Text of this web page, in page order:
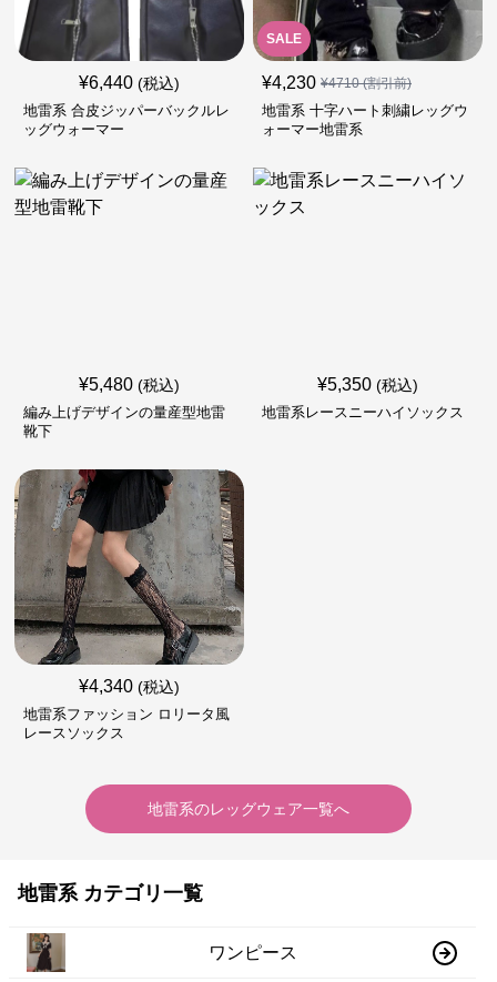
¥6,440 (税込)
地雷系 合皮ジッパーバックルレ
ッグウォーマー
SALE
¥4,230 ¥4710(割引前)
地雷系 十字ハート刺繍レッグウ
ォーマー地雷系
¥5,480 (税込)
編み上げデザインの量産型地雷
靴下
¥5,350 (税込)
地雷系レースニーハイソックス
¥4,340 (税込)
地雷系ファッション ロリータ風
レースソックス
地雷系のレッグウェア一覧へ
地雷系 カテゴリ一覧
ワンピース